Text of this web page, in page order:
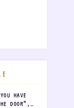
HAVE
DOOR”,